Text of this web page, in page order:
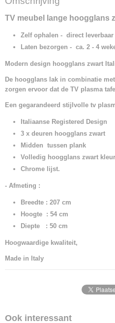
TV meubel lange hoogglans
Zelf ophalen - direct leverbaar
Laten bezorgen - ca. 2 - 4
Modern design hoogglans zwart
De hoogglans lak in combinatie
zorgen ervoor dat de TV plasma
Een gegarandeerd stijlvolle tv
Italiaanse Registered Design
3 x deuren hoogglans zwart
Midden tussen plank
Volledig hoogglans zwart
Chrome lijst.
- Afmeting :
Breedte : 207 cm
Hoogte : 54 cm
Diepte : 50 cm
Hoogwaardige kwaliteit,
Made in Italy
Ook interessant